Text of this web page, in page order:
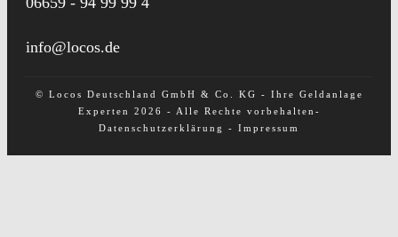
info@locos.de
© Locos Deutschland GmbH & Co. KG - Ihre Geldanlage
Experten 2026 - Alle Rechte vorbehalten-
Datenschutzerklärung
- Impressum